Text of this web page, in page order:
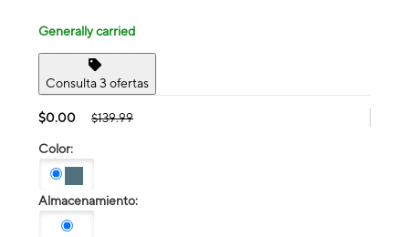
Generally carried
Consulta 3 ofertas
$0.00 $139.99
Color:
Almacenamiento: